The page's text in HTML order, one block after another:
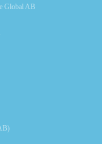
Global AB